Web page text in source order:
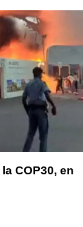
COP30, en